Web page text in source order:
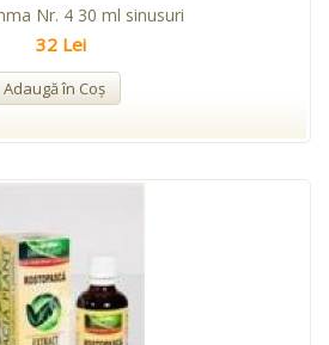
Nr. 4 30 ml sinusuri
32 Lei
Adaugă în Coş